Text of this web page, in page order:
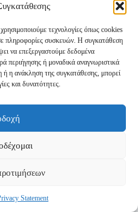
τεχνολογίες όπως cookies
πληροφορίες συσκευών. Η συγκατάθεση
να επεξεργαστούμε δεδομένα
περιήγησης ή μοναδικά αναγνωριστικά
η ανάκληση της συγκατάθεσης, μπορεί
και δυνατότητες.
Statement